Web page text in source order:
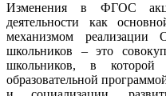
Изменения в ФГОС
деятельности как
механизмом реализации
школьников – это
школьников, в
образовательной